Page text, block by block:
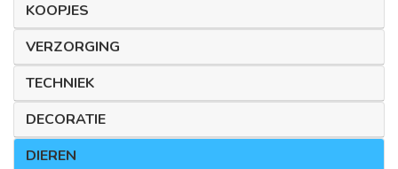
KOOPJES
VERZORGING
TECHNIEK
DECORATIE
DIEREN